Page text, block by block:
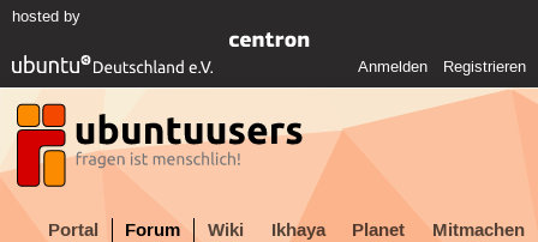
hosted by
Anmelden Registrieren
Portal Forum Wiki Ikhaya Planet Mitmachen